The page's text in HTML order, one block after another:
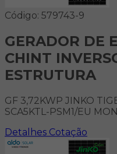
Código: 579743-9
GERADOR DE
CHINT
ESTRUTURA
GF 3,72KWP JINKO
SCA5KTL-PSM1/EU
Detalhes Cotação